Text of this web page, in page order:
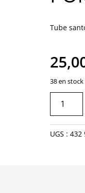
Tube
38 en stock
UGS :432